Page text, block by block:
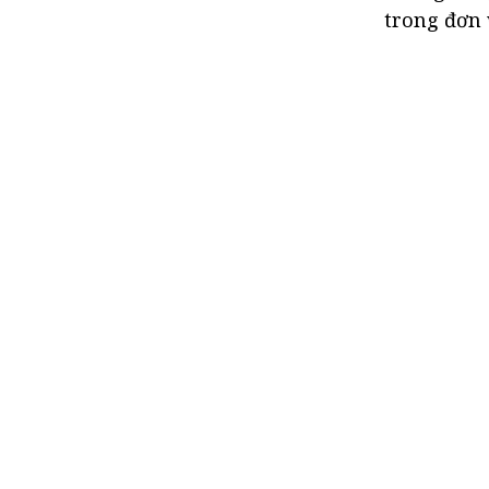
trong đơn